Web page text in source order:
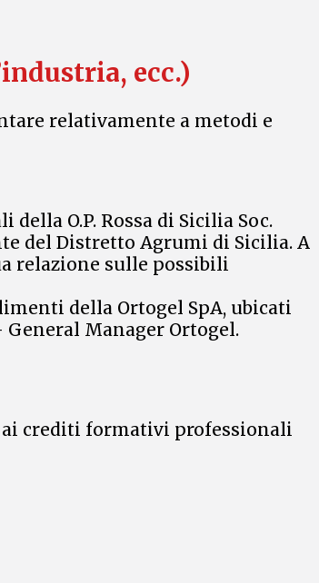
ecc.)
relativamente a metodi e
O.P. Rossa di Sicilia Soc.
del Distretto Agrumi di Sicilia. A
relazione sulle possibili
della Ortogel SpA, ubicati
General Manager Ortogel.
crediti formativi professionali